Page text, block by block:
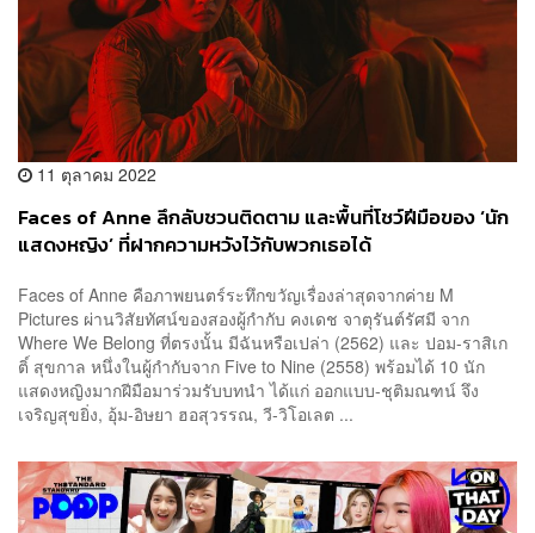
11 ตุลาคม 2022
Faces of Anne ลึกลับชวนติดตาม และพื้นที่โชว์ฝีมือของ ‘นัก
แสดงหญิง’ ที่ฝากความหวังไว้กับพวกเธอได้
Faces of Anne คือภาพยนตร์ระทึกขวัญเรื่องล่าสุดจากค่าย M
Pictures ผ่านวิสัยทัศน์ของสองผู้กำกับ คงเดช จาตุรันต์รัศมี จาก
Where We Belong ที่ตรงนั้น มีฉันหรือเปล่า (2562) และ ปอม-ราสิเก
ติ์ สุขกาล หนึ่งในผู้กำกับจาก Five to Nine (2558) พร้อมได้ 10 นัก
แสดงหญิงมากฝีมือมาร่วมรับบทนำ ได้แก่ ออกแบบ-ชุติมณฑน์ จึง
เจริญสุขยิ่ง, อุ้ม-อิษยา ฮอสุวรรณ, วี-วิโอเลต ...